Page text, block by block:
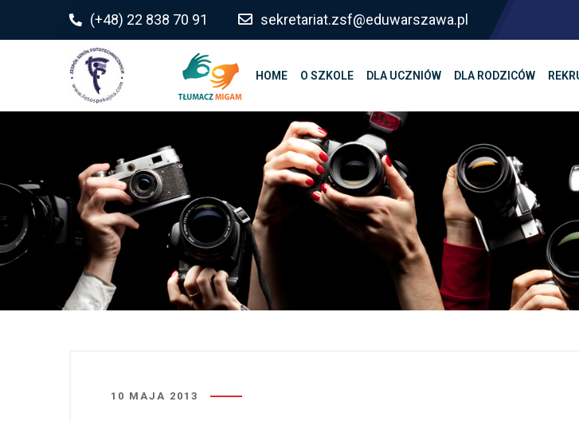
(+48) 22 838 70 91 sekretariat.zsf@eduwarszawa.pl
HOME O SZKOLE DLA UCZNIÓW DLA RODZICÓW
10 MAJA 2013